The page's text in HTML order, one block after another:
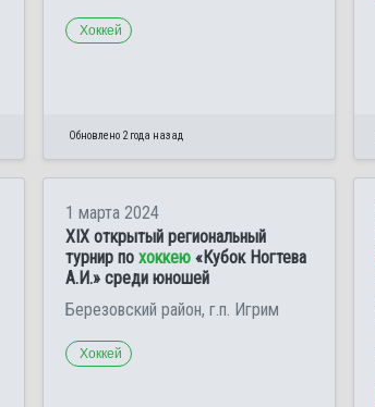
Хоккей
Обновлено 2 года назад
1 марта 2024
XIX открытый региональный
турнир по хоккею «Кубок Ногтева
А.И.» среди юношей
Березовский район, г.п. Игрим
Хоккей